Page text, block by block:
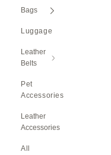
Bags
Luggage
Leather
Belts
Pet
Accessories
Leather
Accessories
All